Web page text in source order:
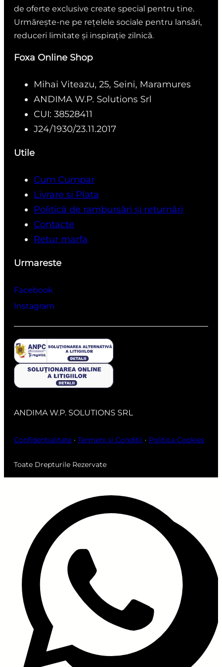
de oferte exclusive create special pentru tine.
Urmărește-ne pe rețelele sociale pentru lansări,
reduceri limitate și inspirație zilnică.
Foxa Online Shop
Mihai Viteazu, 25, Seini, Maramures
ANDIMA W.P. Solutions Srl
CUI: 38528411
J24/1930/23.11.2017
Utile
Cum Cumpar
Livrare si Plata
Politică de rambursări și returnări
Contacte
Retur marfa
Urmareste
Facebook
Instagram
ANDIMA W.P. SOLUTIONS SRL
Confidentialitate · Termeni si Conditii · Politica Cookies
Toate Drepturile Rezervate